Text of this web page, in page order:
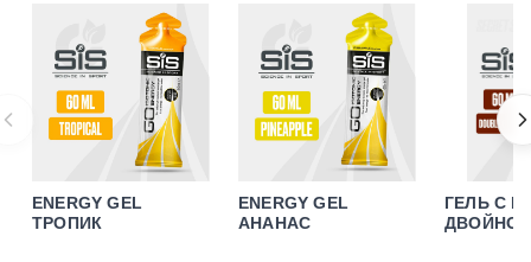
ENERGY GEL
ТРОПИК
ENERGY GEL
АНАНАС
ГЕЛЬ C
ДВОЙНОЙ